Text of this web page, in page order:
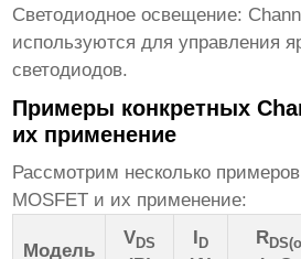
Светодиодное освещение:
используются для управления
светодиодов.
Примеры конкретных
их применение
Рассмотрим несколько
MOSFET и их применение:
Модель
VDS D R